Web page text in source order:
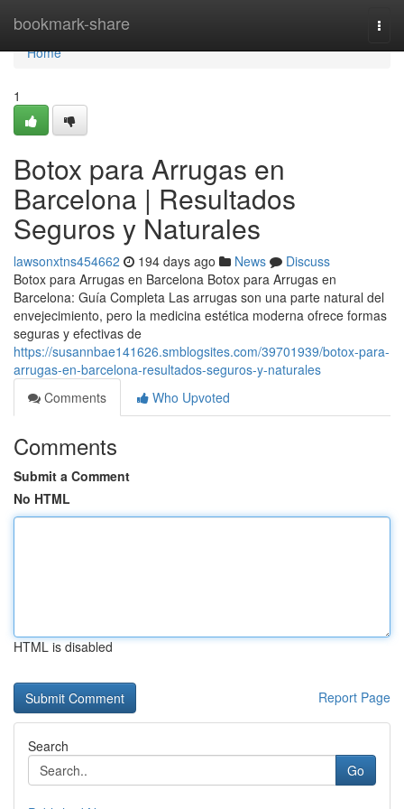
bookmark-share
Home
Home
1
Botox para Arrugas en
Barcelona | Resultados
Seguros y Naturales
lawsonxtns454662 194 days ago News
Discuss
Botox para Arrugas en Barcelona Botox para Arrugas en
Barcelona: Guía Completa Las arrugas son una parte natural del
envejecimiento, pero la medicina estética moderna ofrece formas
seguras y efectivas de
https://susannbae141626.smblogsites.com/39701939/botox-para-
arrugas-en-barcelona-resultados-seguros-y-naturales
Comments
Who Upvoted
Comments
Submit a Comment
No HTML
HTML is disabled
Report Page
Search
Go